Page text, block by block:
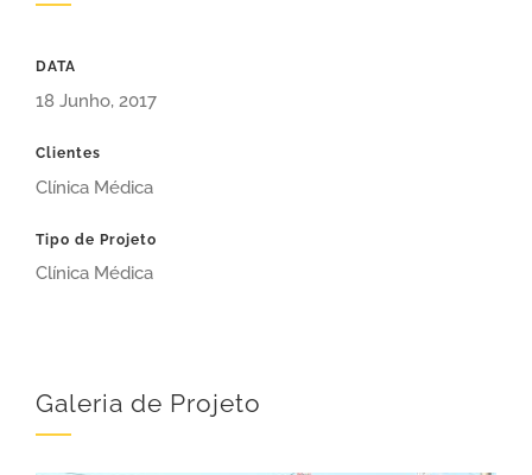
DATA
18 Junho, 2017
Clientes
Clínica Médica
Tipo de Projeto
Clínica Médica
Galeria de Projeto